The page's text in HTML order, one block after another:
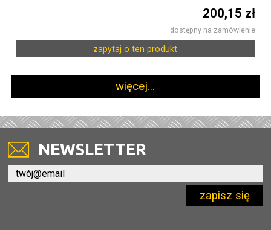
200,15 zł
dostępny na zamówienie
zapytaj o ten produkt
więcej...
NEWSLETTER
zapisz się